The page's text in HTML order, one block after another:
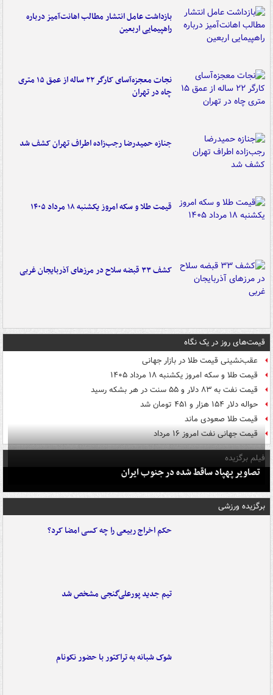
بازداشت عامل انتشار مطالب اهانت‌آمیز درباره
راهپیمایی اربعین
نجات معجزه‌آسای کارگر ۲۲ ساله از عمق ۱۵ متری
چاه در تهران
جنازه حمیدرضا رجب‌زاده اطراف تهران کشف شد
قیمت طلا و سکه امروز یکشنبه ۱۸ مرداد ۱۴۰۵
کشف ۳۳ قبضه سلاح در مرزهای آذربایجان غربی
قیمت‌های روز در یک نگاه
عقب‌نشینی قیمت طلا در بازار جهانی
قیمت طلا و سکه امروز یکشنبه ۱۸ مرداد ۱۴۰۵
قیمت نفت به ۸۳ دلار و ۵۵ سنت در هر بشکه رسید
حواله دلار ۱۵۴ هزار و ۴۵۱ تومان شد
قیمت طلا صعودی ماند
قیمت جهانی نفت امروز ۱۶ مرداد
فیلم برگزیده
تصاویر پهپاد ساقط شده در جنوب ایران
برگزیده ورزشی
حکم اخراج ربیعی را چه کسی امضا کرد؟
تیم جدید پورعلی‌گنجی مشخص شد
شوک شبانه به تراکتور با حضور نکونام